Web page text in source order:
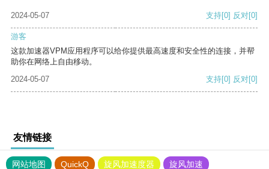
2024-05-07 支持[0] 反对[0]
游客
这款加速器VPM应用程序可以给你提供最高速度和安全性的连接，并帮
助你在网络上自由移动。
2024-05-07
支持[0] 反对[0]
友情链接
网站地图 QuickQ 旋风加速度器
旋风加速